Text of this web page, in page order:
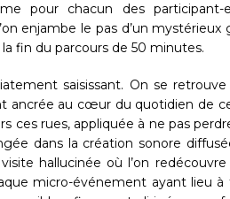
pour chacun des
enjambe le pas d’un
fin du parcours de 50 minutes.
saisissant. On se
ancrée au cœur du quotidien de
ces rues, appliquée à ne pas
dans la création sonore
hallucinée où l’on
micro-événement ayant lieu